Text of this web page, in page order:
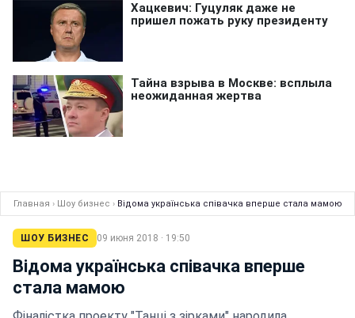
Главная › Шоу бизнес › Відома українська співачка вперше стала мамою
ШОУ БИЗНЕС 09 июня 2018 · 19:50
Відома українська співачка вперше
стала мамою